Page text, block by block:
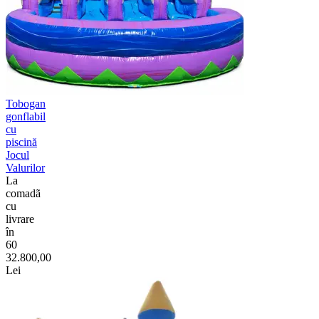
Tobogan
gonflabil
cu
piscină
Jocul
Valurilor
La
comadã
cu
livrare
în
60
32.800,00
Lei